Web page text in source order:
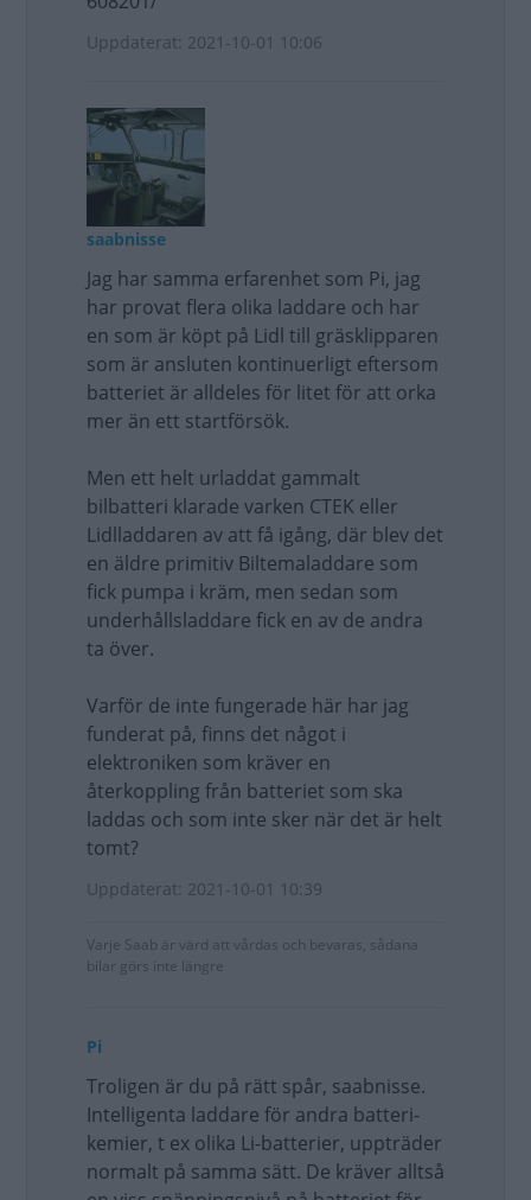
Uppdaterat: 2021-10-01 10:06
saabnisse
Jag har samma erfarenhet som Pi, jag
har provat flera olika laddare och har
en som är köpt på Lidl till gräsklipparen
som är ansluten kontinuerligt eftersom
batteriet är alldeles för litet för att orka
mer än ett startförsök.
Men ett helt urladdat gammalt
bilbatteri klarade varken CTEK eller
Lidlladdaren av att få igång, där blev det
en äldre primitiv Biltemaladdare som
fick pumpa i kräm, men sedan som
underhållsladdare fick en av de andra
ta över.
Varför de inte fungerade här har jag
funderat på, finns det något i
elektroniken som kräver en
återkoppling från batteriet som ska
laddas och som inte sker när det är helt
tomt?
Uppdaterat: 2021-10-01 10:39
Varje Saab är värd att vårdas och bevaras, sådana
bilar görs inte längre
Pi
Troligen är du på rätt spår, saabnisse.
Intelligenta laddare för andra batteri-
kemier, t ex olika Li-batterier, uppträder
normalt på samma sätt. De kräver alltså